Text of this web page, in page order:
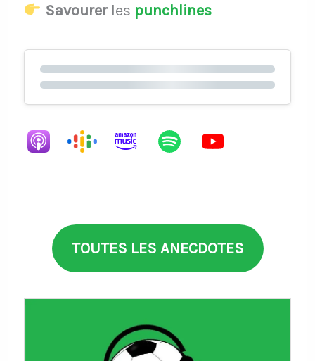
Savourerles punchlines
TOUTES LES ANECDOTES